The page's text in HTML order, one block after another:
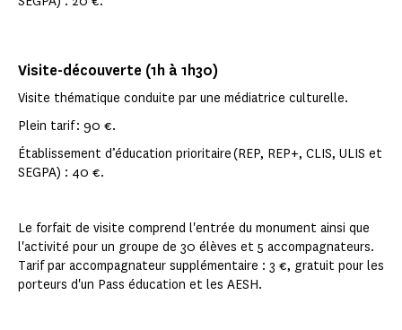
Visite-découverte (1h à 1h30)
Visite thématique conduite par une médiatrice culturelle.
Plein tarif : 90 €.
Établissement d’éducation prioritaire (REP, REP+, CLIS, ULIS et
SEGPA) : 40 €.
Le forfait de visite comprend l'entrée du monument ainsi que
l'activité pour un groupe de 30 élèves et 5 accompagnateurs.
Tarif par accompagnateur supplémentaire : 3 €, gratuit pour les
porteurs d'un Pass éducation et les AESH.